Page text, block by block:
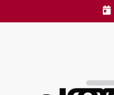
to